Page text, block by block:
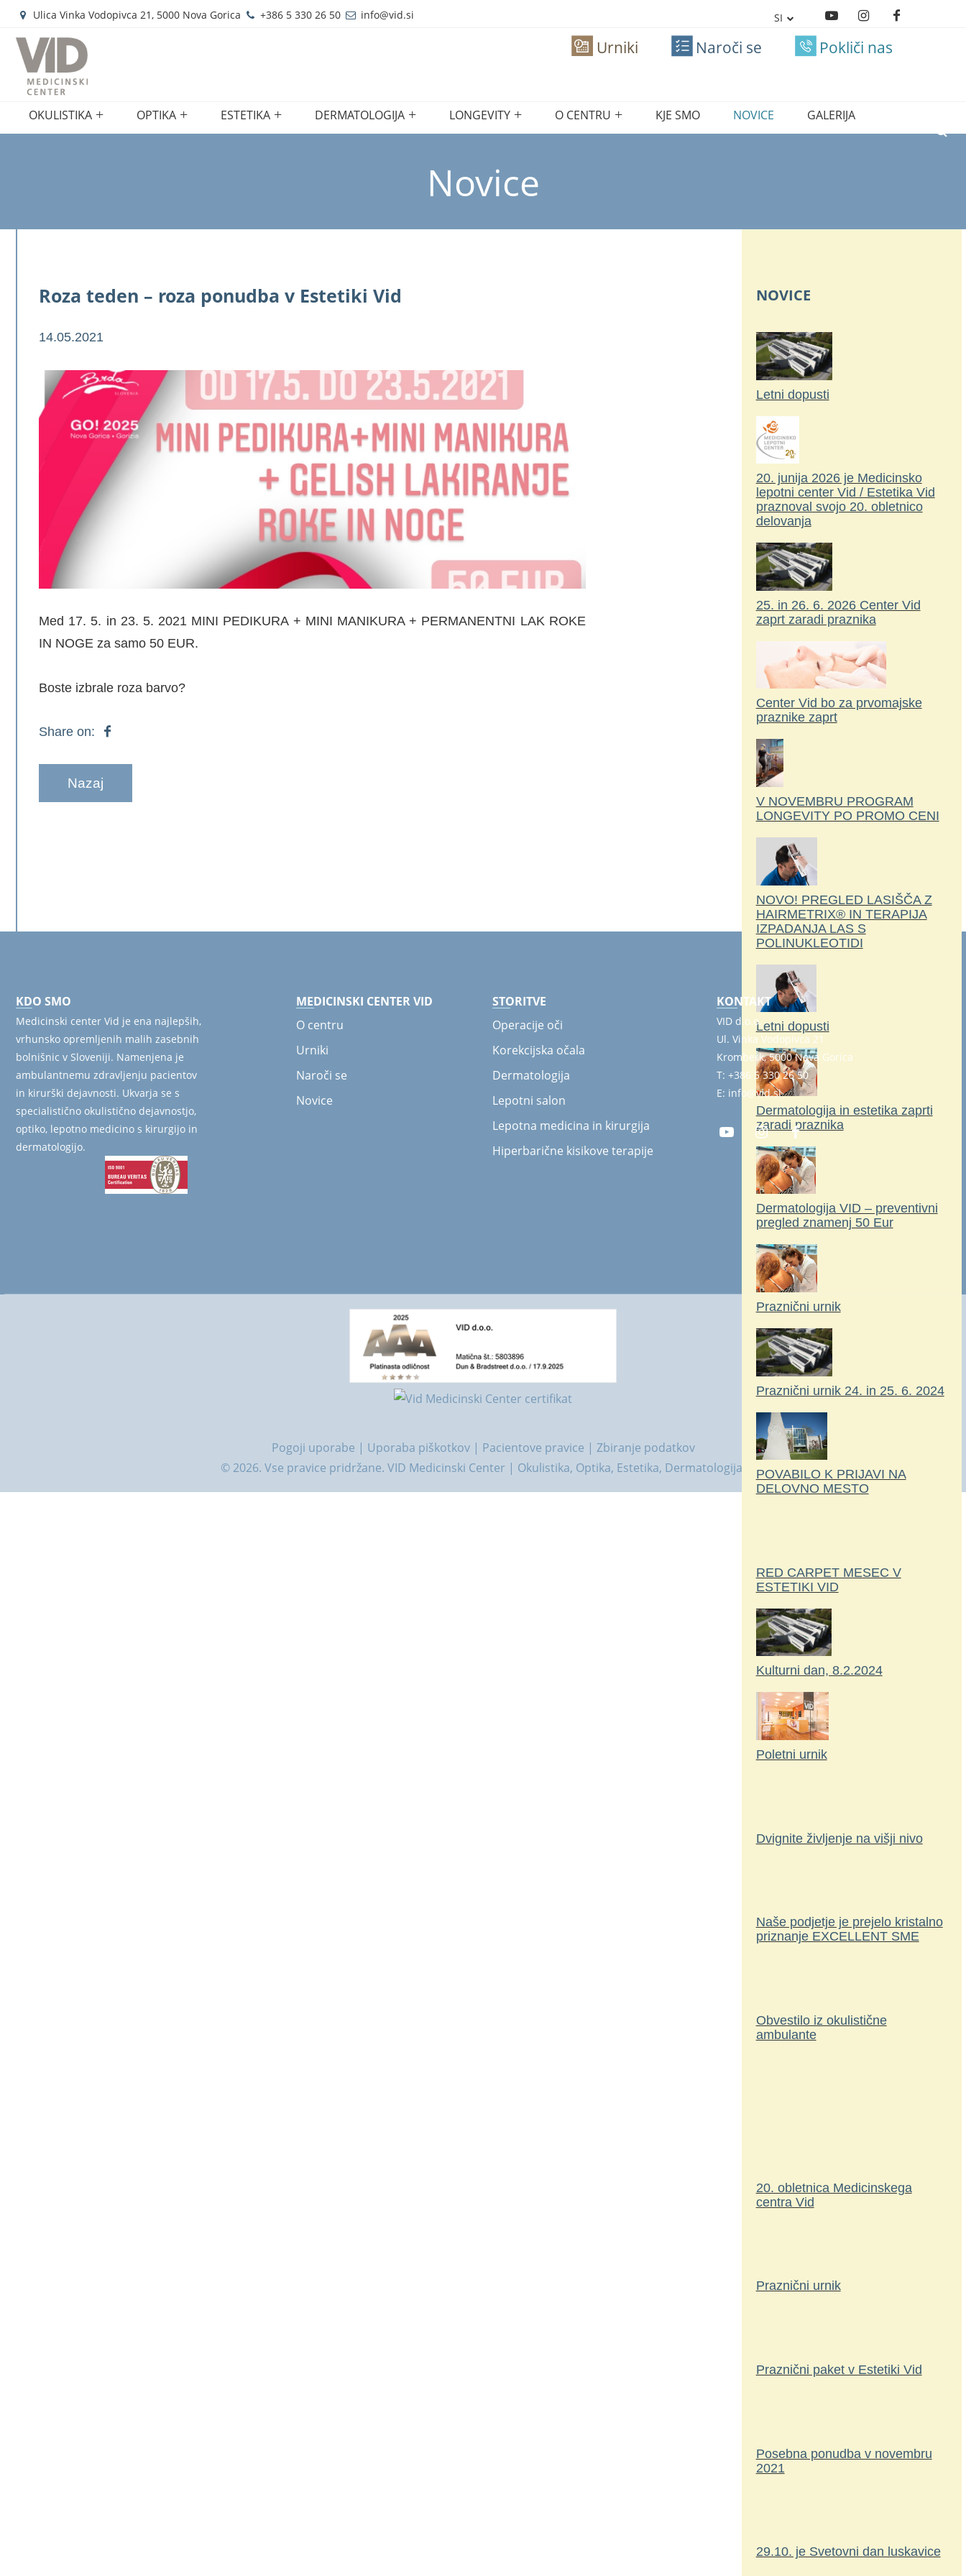
Ulica Vinka Vodopivca 21, 5000 Nova Gorica +386 5 330 26 50
info@vid.si
SI
Urniki Naroči se Pokliči nas
OKULISTIKA OPTIKA ESTETIKA DERMATOLOGIJA LONGEVITY O CENTRU KJE SMO NOVICE GALERIJA
Novice
Roza teden – roza ponudba v Estetiki Vid
14.05.2021
Med 17. 5. in 23. 5. 2021 MINI PEDIKURA + MINI MANIKURA + PERMANENTNI LAK ROKE
IN NOGE za samo 50 EUR.
Boste izbrale roza barvo?
Share on:
Nazaj
NOVICE
Letni dopusti
20. junija 2026 je Medicinsko
lepotni center Vid / Estetika Vid
praznoval svojo 20. obletnico
delovanja
25. in 26. 6. 2026 Center Vid
zaprt zaradi praznika
Center Vid bo za prvomajske
praznike zaprt
V NOVEMBRU PROGRAM
LONGEVITY PO PROMO CENI
NOVO! PREGLED LASIŠČA Z
HAIRMETRIX® IN TERAPIJA
IZPADANJA LAS S
POLINUKLEOTIDI
Letni dopusti
Dermatologija in estetika zaprti
zaradi praznika
Dermatologija VID – preventivni
pregled znamenj 50 Eur
Praznični urnik
Praznični urnik 24. in 25. 6. 2024
POVABILO K PRIJAVI NA
DELOVNO MESTO
RED CARPET MESEC V
ESTETIKI VID
Kulturni dan, 8.2.2024
Poletni urnik
Dvignite življenje na višji nivo
Naše podjetje je prejelo kristalno
priznanje EXCELLENT SME
Obvestilo iz okulistične
ambulante
20. obletnica Medicinskega
centra Vid
Praznični urnik
Praznični paket v Estetiki Vid
Posebna ponudba v novembru
2021
29.10. je Svetovni dan luskavice
KDO SMO
Medicinski center Vid je ena najlepših,
vrhunsko opremljenih malih zasebnih
bolnišnic v Sloveniji. Namenjena je
ambulantnemu zdravljenju pacientov
in kirurški dejavnosti. Ukvarja se s
specialistično okulistično dejavnostjo,
optiko, lepotno medicino s kirurgijo in
dermatologijo.
MEDICINSKI CENTER VID
O centru
Urniki
Naroči se
Novice
STORITVE
Operacije oči
Korekcijska očala
Dermatologija
Lepotni salon
Lepotna medicina in kirurgija
Hiperbarične kisikove terapije
KONTAKT
VID d.o.o.
Ul. Vinka Vodopivca 21
Kromberk, 5000 Nova Gorica
T: +386 5 330 26 50
E: info@vid.si
Pogoji uporabe | Uporaba piškotkov| Pacientove pravice | Zbiranje podatkov
© 2026. Vse pravice pridržane. VID Medicinski Center | Okulistika, Optika, Estetika, Dermatologija.